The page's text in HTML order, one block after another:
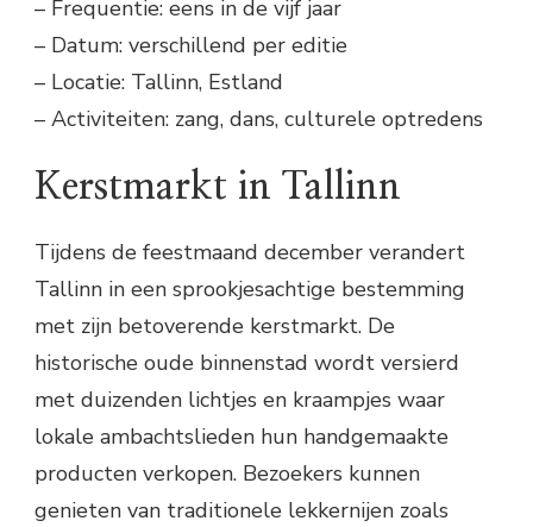
– Frequentie: eens in de vijf jaar
– Datum: verschillend per editie
– Locatie: Tallinn, Estland
– Activiteiten: zang, dans, culturele optredens
Kerstmarkt in Tallinn
Tijdens de feestmaand december verandert
Tallinn in een sprookjesachtige bestemming
met zijn betoverende kerstmarkt. De
historische oude binnenstad wordt versierd
met duizenden lichtjes en kraampjes waar
lokale ambachtslieden hun handgemaakte
producten verkopen. Bezoekers kunnen
genieten van traditionele lekkernijen zoals